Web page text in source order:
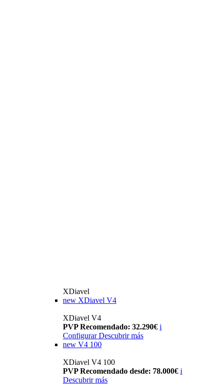
XDiavel
new XDiavel V4
XDiavel V4
PVP Recomendado: 32.290€ i
Configurar Descubrir más
new V4 100
XDiavel V4 100
PVP Recomendado desde: 78.000€ i
Descubrir más